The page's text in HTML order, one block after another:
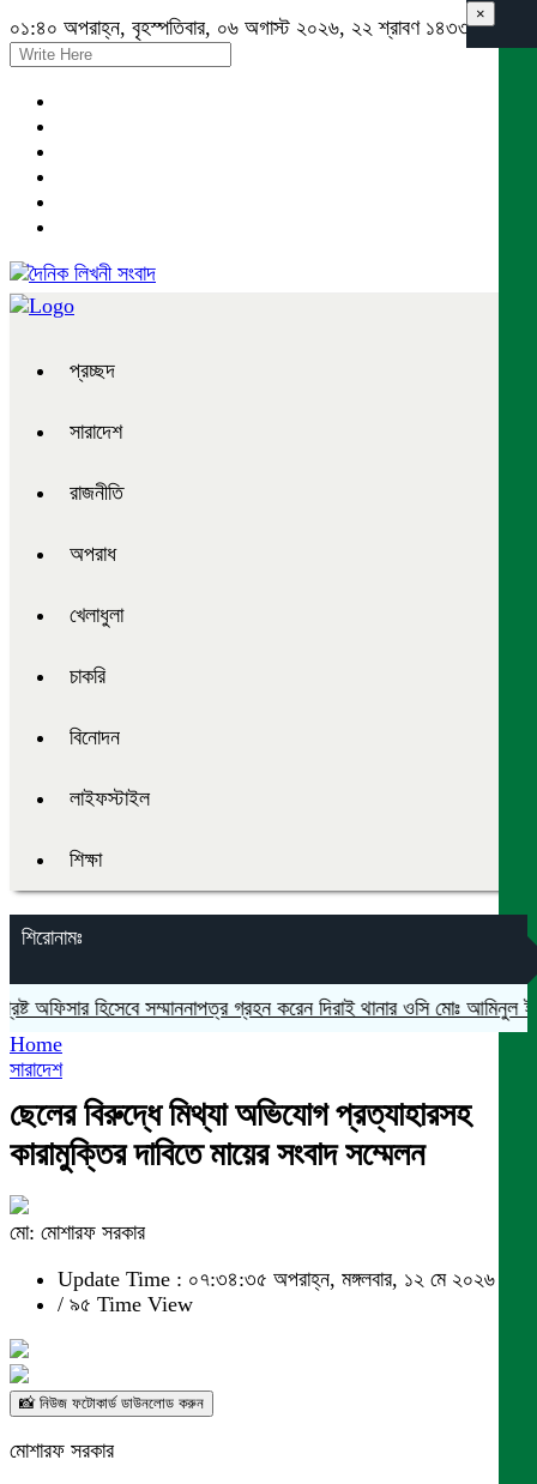
০১:৪০ অপরাহ্ন, বৃহস্পতিবার, ০৬ অগাস্ট ২০২৬, ২২ শ্রাবণ ১৪৩৩ বঙ্গাব্দ
প্রচ্ছদ
সারাদেশ
রাজনীতি
অপরাধ
খেলাধুলা
চাকরি
বিনোদন
লাইফস্টাইল
শিক্ষা
শিরোনামঃ
অফিসার হিসেবে সম্মাননাপত্র গ্রহন করেন দিরাই থানার ওসি মোঃ আমিনুল ইসলাম
×
Home
সারাদেশ
ছেলের বিরুদ্ধে মিথ্যা অভিযোগ প্রত্যাহারসহ
কারামুক্তির দাবিতে মায়ের সংবাদ সম্মেলন
মো: মোশারফ সরকার
Update Time : ০৭:৩৪:৩৫ অপরাহ্ন, মঙ্গলবার, ১২ মে ২০২৬
/ ৯৫ Time View
📸 নিউজ ফটোকার্ড ডাউনলোড করুন
মোশারফ সরকার